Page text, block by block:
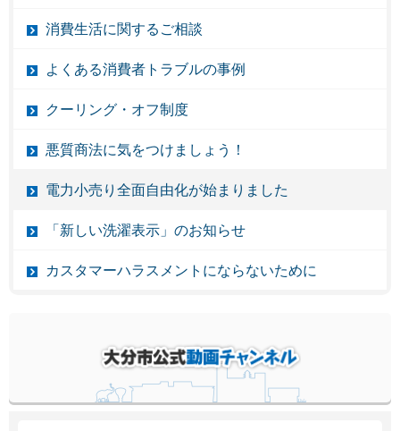
消費生活に関するご相談
よくある消費者トラブルの事例
クーリング・オフ制度
悪質商法に気をつけましょう！
電力小売り全面自由化が始まりました
「新しい洗濯表示」のお知らせ
カスタマーハラスメントにならないために